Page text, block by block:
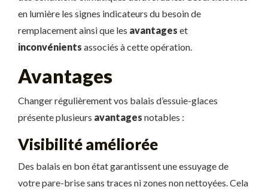
en lumière les signes indicateurs du besoin de
remplacement ainsi que les avantages et
inconvénients associés à cette opération.
Avantages
Changer régulièrement vos balais d’essuie-glaces
présente plusieurs avantages notables :
Visibilité améliorée
Des balais en bon état garantissent une essuyage de
votre pare-brise sans traces ni zones non nettoyées. Cela